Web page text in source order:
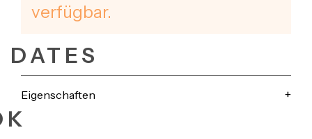
DATES
verfügbar.
Eigenschaften